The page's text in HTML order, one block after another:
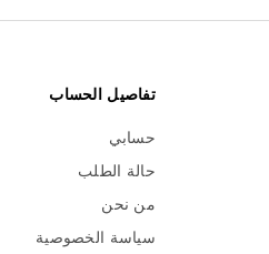
تفاصيل الحساب
حسابي
حالة الطلب
من نحن
سياسة الخصوصية